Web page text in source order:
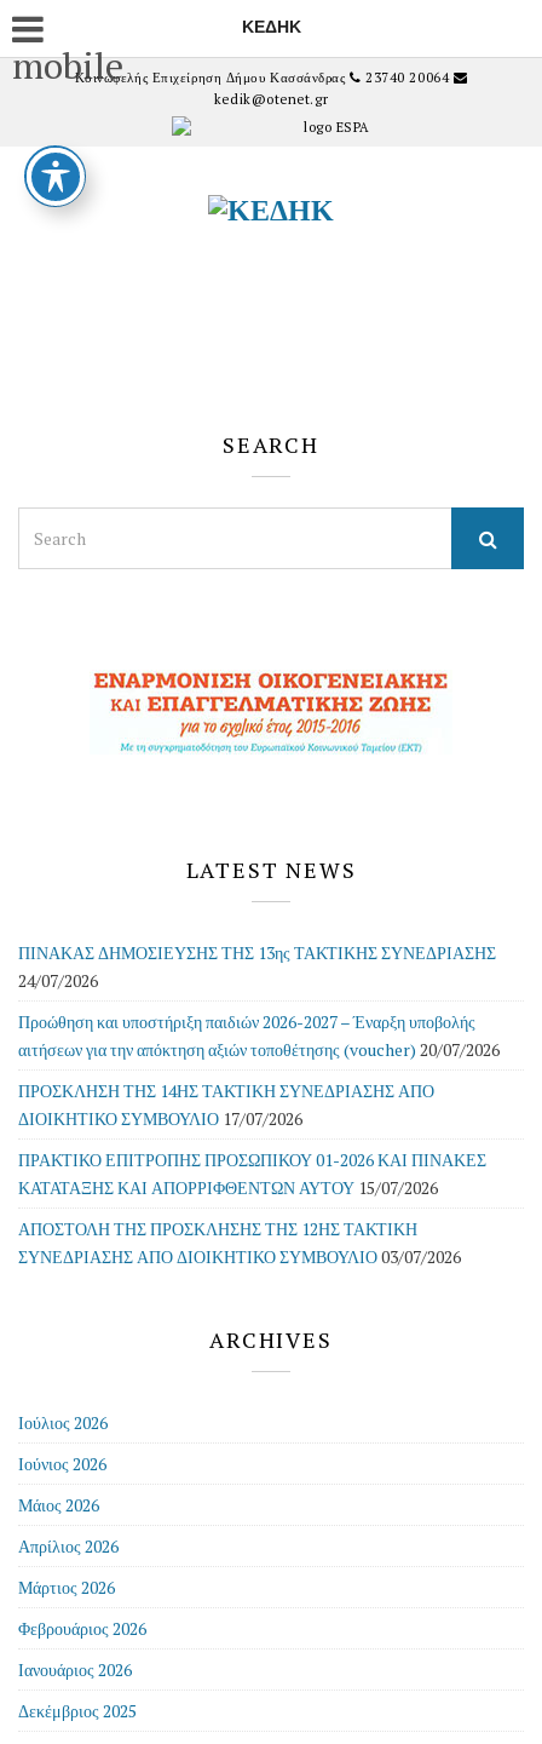
mobile
ΚΕΔΗΚ
Κοινωφελής Επιχείρηση Δήμου Κασσάνδρας
23740 20064
kedik@otenet.gr
SEARCH
for:
LATEST NEWS
ΠΙΝΑΚΑΣ ΔΗΜΟΣΙΕΥΣΗΣ ΤΗΣ 13ης ΤΑΚΤΙΚΗΣ ΣΥΝΕΔΡΙΑΣΗΣ
24/07/2026
Προώθηση και υποστήριξη παιδιών 2026-2027 – Έναρξη υποβολής
αιτήσεων για την απόκτηση αξιών τοποθέτησης (voucher) 20/07/2026
ΠΡΟΣΚΛΗΣΗ ΤΗΣ 14ΗΣ ΤΑΚΤΙΚΗ ΣΥΝΕΔΡΙΑΣΗΣ ΑΠΟ
ΔΙΟΙΚΗΤΙΚΟ ΣΥΜΒΟΥΛΙΟ 17/07/2026
ΠΡΑΚΤΙΚΟ ΕΠΙΤΡΟΠΗΣ ΠΡΟΣΩΠΙΚΟΥ 01-2026 ΚΑΙ ΠΙΝΑΚΕΣ
ΚΑΤΑΤΑΞΗΣ ΚΑΙ ΑΠΟΡΡΙΦΘΕΝΤΩΝ ΑΥΤΟΥ 15/07/2026
ΑΠΟΣΤΟΛΗ ΤΗΣ ΠΡΟΣΚΛΗΣΗΣ ΤΗΣ 12ΗΣ ΤΑΚΤΙΚΗ
ΣΥΝΕΔΡΙΑΣΗΣ ΑΠΟ ΔΙΟΙΚΗΤΙΚΟ ΣΥΜΒΟΥΛΙΟ03/07/2026
ARCHIVES
Ιούλιος 2026
Ιούνιος 2026
Μάιος 2026
Απρίλιος 2026
Μάρτιος 2026
Φεβρουάριος 2026
Ιανουάριος 2026
Δεκέμβριος 2025